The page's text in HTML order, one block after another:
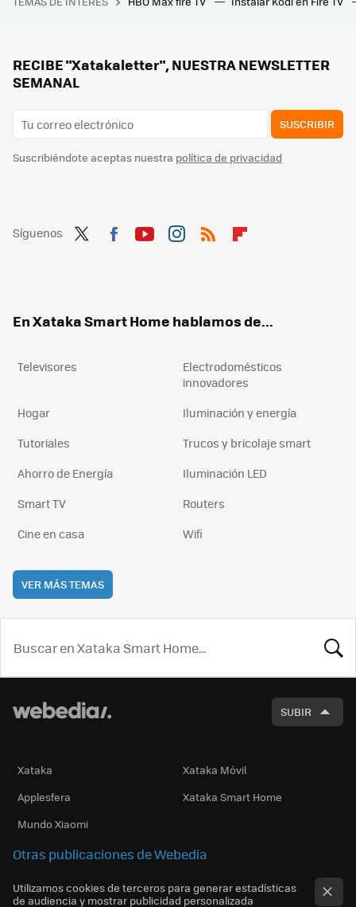
Enero termina con Ocasión Flechazo, la nueva promoción de AliExpress: estas son sus mejores ofertas en tecnología
RECIBE "Xatakaletter", NUESTRA NEWSLETTER
SEMANAL
SUSCRIBIR
Suscribiéndote aceptas nuestra política de privacidad
Síguenos
En Xataka Smart Home hablamos de...
Televisores
Electrodomésticos
innovadores
Hogar
Iluminación y energía
Tutoriales
Trucos y bricolaje smart
Ahorro de Energía
Iluminación LED
Smart TV
Routers
Cine en casa
Wifi
VER MÁS TEMAS
SUBIR
Xataka
Xataka Móvil
Applesfera
Xataka Smart Home
Mundo Xiaomi
Otras publicaciones de Webedia
Utilizamos cookies de terceros para generar estadísticas
de audiencia y mostrar publicidad personalizada